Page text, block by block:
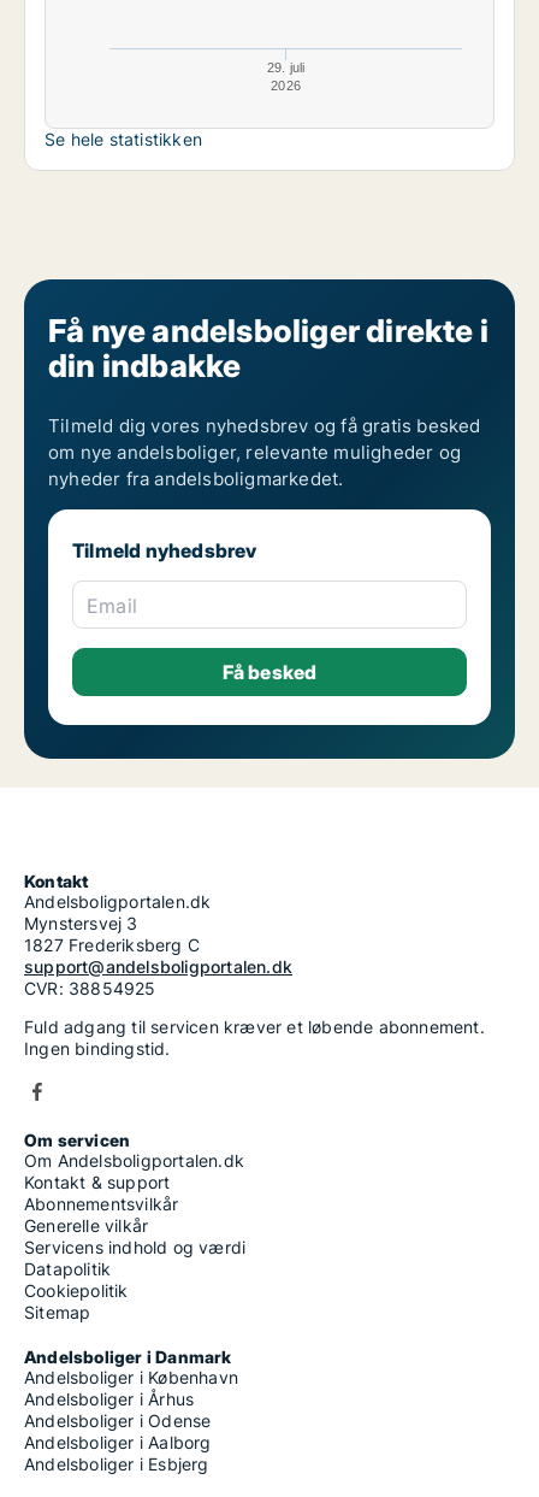
29. juli
2026
Se hele statistikken
Få nye andelsboliger direkte i
din indbakke
Tilmeld dig vores nyhedsbrev og få gratis besked
om nye andelsboliger, relevante muligheder og
nyheder fra andelsboligmarkedet.
Tilmeld nyhedsbrev
Email
Kontakt
Andelsboligportalen.dk
Mynstersvej 3
1827 Frederiksberg C
support@andelsboligportalen.dk
CVR: 38854925
Fuld adgang til servicen kræver et løbende abonnement.
Ingen bindingstid.
Om servicen
Om Andelsboligportalen.dk
Kontakt & support
Abonnementsvilkår
Generelle vilkår
Servicens indhold og værdi
Datapolitik
Cookiepolitik
Sitemap
Andelsboliger i Danmark
Andelsboliger i København
Andelsboliger i Århus
Andelsboliger i Odense
Andelsboliger i Aalborg
Andelsboliger i Esbjerg